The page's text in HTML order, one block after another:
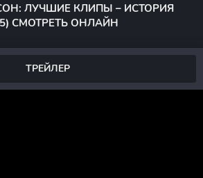
ЛУЧШИЕ КЛИПЫ – ИСТОРИЯ
СМОТРЕТЬ ОНЛАЙН
ТРЕЙЛЕР